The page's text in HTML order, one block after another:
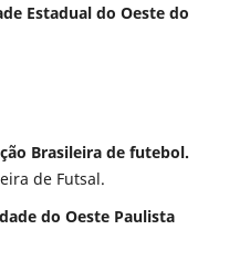
Estadual do Oeste do
Brasileira de futebol.
de Futsal.
do Oeste Paulista